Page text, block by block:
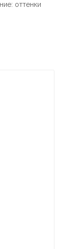
оттенки